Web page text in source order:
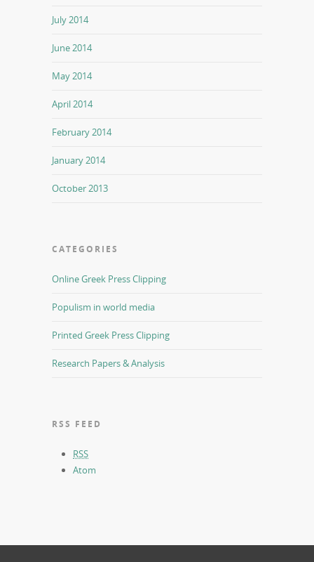
July 2014
June 2014
May 2014
April 2014
February 2014
January 2014
October 2013
CATEGORIES
Online Greek Press Clipping
Populism in world media
Printed Greek Press Clipping
Research Papers & Analysis
RSS FEED
RSS
Atom